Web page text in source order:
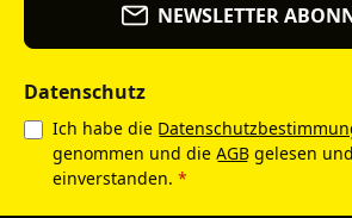
NEWSLETTER
Datenschutz
Ich habe die
genommen und die AGB gelesen
einverstanden. *